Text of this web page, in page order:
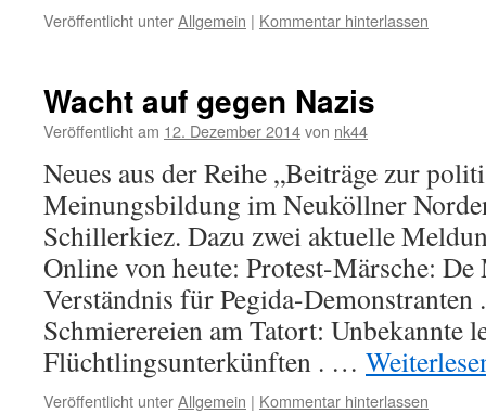
Veröffentlicht unterAllgemein | Kommentar hinterlassen
Wacht auf gegen Nazis
Veröffentlicht am 12. Dezember 2014von nk44
Neues aus der Reihe „Beiträge zur
Meinungsbildung im Neuköllner
Schillerkiez. Dazu zwei aktuelle
Online von heute: Protest-Märsche:
Verständnis für Pegida-Demonstranten
Schmierereien am Tatort: Unbekannte
Flüchtlingsunterkünften . …
Veröffentlicht unterAllgemein | Kommentar hinterlassen